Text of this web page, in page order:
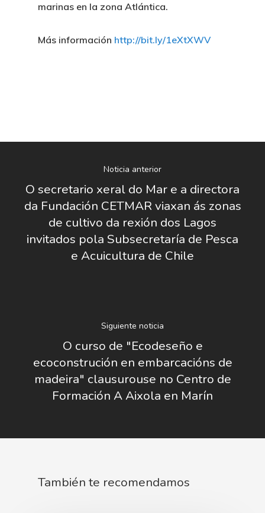
marinas en la zona Atlántica.
Más información http://bit.ly/1eXtXWV
Noticia anterior
O secretario xeral do Mar e a directora
da Fundación CETMAR viaxan ás zonas
de cultivo da rexión dos Lagos
invitados pola Subsecretaría de Pesca
e Acuicultura de Chile
Siguiente noticia
O curso de "Ecodeseño e
ecoconstrución en embarcacións de
madeira" clausurouse no Centro de
Formación A Aixola en Marín
También te recomendamos
Nosotros
Organización
Identidad Corporativa
Manual De Identidad
Corporativa
Contacto
Eventos
Publicaciones
Memoria
Centro De
Contratación
Empleo
Plan De Igualdad